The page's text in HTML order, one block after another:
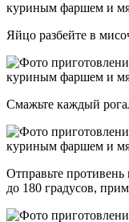
Яйцо разбейте в
Смажьте каждый
Отправьте противень
до 180 градусов,